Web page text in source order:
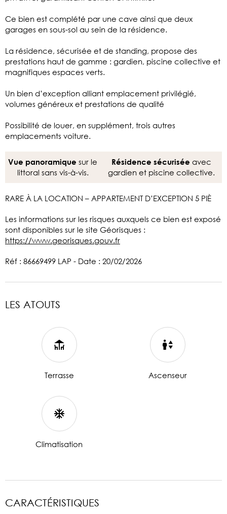
Ce bien est complété par une cave ainsi que deux
garages en sous-sol au sein de la résidence.
La résidence, sécurisée et de standing, propose des
prestations haut de gamme : gardien, piscine collective et
magnifiques espaces verts.
Un bien d’exception alliant emplacement privilégié,
volumes généreux et prestations de qualité
Possibilité de louer, en supplément, trois autres
emplacements voiture.
Vue panoramique sur le
littoral sans vis-à-vis.
Résidence sécurisée avec
gardien et piscine collective.
RARE À LA LOCATION – APPARTEMENT D’EXCEPTION 5 PIÈ
Les informations sur les risques auxquels ce bien est exposé
sont disponibles sur le site Géorisques :
https://www.georisques.gouv.fr
Réf : 86669499 LAP - Date : 20/02/2026
LES ATOUTS
Terrasse Ascenseur
Climatisation
CARACTÉRISTIQUES